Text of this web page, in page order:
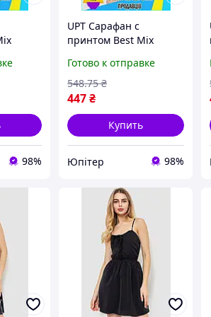
98%
UPT Сарафан с
принтом Best Mix
женщин свободного
кроя без рукавов
нарядный платье
Готово к отправке
447₴
548.75 ₴
Купить
Юпітер 98%